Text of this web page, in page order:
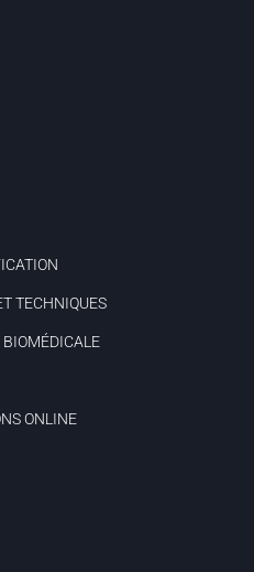
TECHNIQUES
ONLINE